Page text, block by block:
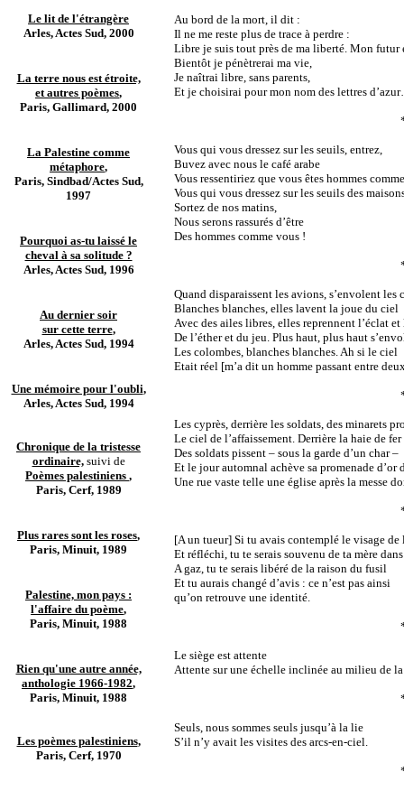
Le lit de l'étrangère
Arles, Actes Sud, 2000
La terre nous est étroite,
et autres poèmes,
Paris, Gallimard, 2000
La Palestine comme
métaphore,
Paris, Sindbad/Actes Sud,
1997
Pourquoi as-tu laissé le
cheval à sa solitude ?
Arles, Actes Sud, 1996
Au dernier soir
sur cette terre,
Arles, Actes Sud, 1994
Une mémoire pour l'oubli,
Arles, Actes Sud, 1994
Chronique de la tristesse
ordinaire,suivi de
Poèmes palestiniens ,
Paris, Cerf, 1989
Plus rares sont les roses,
Paris, Minuit, 1989
Palestine, mon pays :
l'affaire du poème,
Paris, Minuit, 1988
Rien qu'une autre année,
anthologie 1966-1982,
Paris, Minuit, 1988
Les poèmes palestiniens,
Paris, Cerf, 1970
Au bord de la mort, il dit :
Il ne me reste plus de trace à perdre :
Libre je suis tout près de ma liberté. Mon futur
Bientôt je pénètrerai ma vie,
Je naîtrai libre, sans parents,
Et je choisirai pour mon nom des lettres
Vous qui vous dressez sur les seuils, entrez,
Buvez avec nous le café arabe
Vous ressentiriez que vous êtes hommes
Vous qui vous dressez sur les seuils des
Sortez de nos matins,
Nous serons rassurés d’être
Des hommes comme vous !
Quand disparaissent les avions, s’envolent les
Blanches blanches, elles lavent la joue du ciel
Avec des ailes libres, elles reprennent l’éclat et
De l’éther et du jeu. Plus haut, plus haut
Les colombes, blanches blanches. Ah si le ciel
Etait réel [m’a dit un homme passant entre
Les cyprès, derrière les soldats, des minarets
Le ciel de l’affaissement. Derrière la haie de fer
Des soldats pissent – sous la garde d’un char –
Et le jour automnal achève sa promenade d’or
Une rue vaste telle une église après la messe
[A un tueur] Si tu avais contemplé le visage
Et réfléchi, tu te serais souvenu de ta mère
A gaz, tu te serais libéré de la raison du fusil
Et tu aurais changé d’avis : ce n’est pas ainsi
qu’on retrouve une identité.
Le siège est attente
Attente sur une échelle inclinée au milieu de
Seuls, nous sommes seuls jusqu’à la lie
S’il n’y avait les visites des arcs-en-ciel.